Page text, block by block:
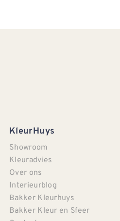
KleurHuys
Showroom
Kleuradvies
Over ons
Interieurblog
Bakker Kleurhuys
Bakker Kleur en Sfeer